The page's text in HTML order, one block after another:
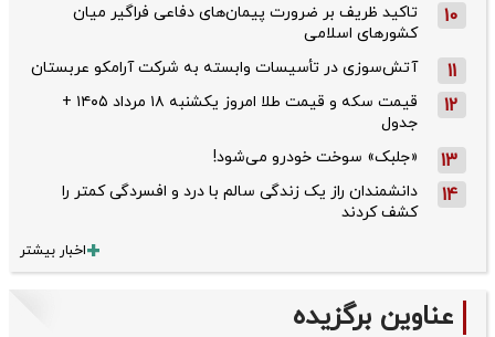
10
تاکید ظریف بر ضرورت پیمان‌های دفاعی فراگیر میان
کشورهای اسلامی
11 آتش‌سوزی در تأسیسات وابسته به شرکت آرامکو عربستان
12
قیمت سکه و قیمت طلا امروز یکشنبه ۱۸ مرداد ۱۴۰۵ +
جدول
13 «جلبک» سوخت خودرو می‌شود!
14
دانشمندان راز یک زندگی سالم با درد و افسردگی کمتر را
کشف کردند
اخبار بیشتر
عناوین برگزیده